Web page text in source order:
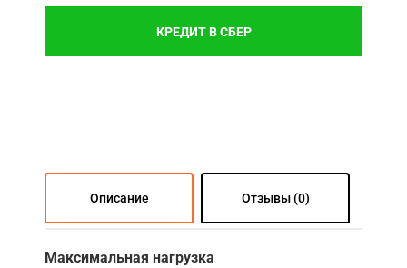
КРЕДИТ В СБЕР
Описание Отзывы (0)
Максимальная нагрузка